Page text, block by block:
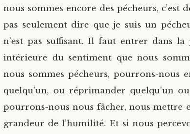
nous sommes encore des pécheurs, c’est
pas seulement dire que je suis un
n’est pas suffisant. Il faut entrer dans la
intérieure du sentiment que nous
nous sommes pécheurs, pourrons-nous
quelqu’un, ou réprimander quelqu’un
pourrons-nous nous fâcher, nous mettre
grandeur de l’humilité. Et si nous